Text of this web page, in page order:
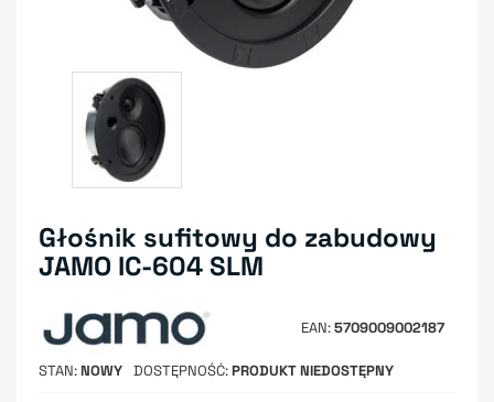
Głośnik sufitowy do zabudowy
JAMO IC-604 SLM
EAN 5709009002187
STAN NOWY DOSTĘPNOŚĆ PRODUKT NIEDOSTĘPNY